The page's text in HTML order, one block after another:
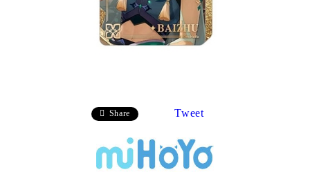
Share Tweet